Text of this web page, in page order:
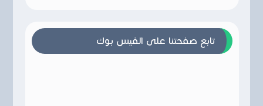
تابع صفحتنا على الفيس بوك